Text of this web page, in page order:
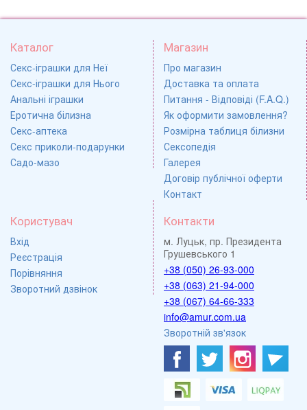
Каталог
Секс-іграшки для Неї
Секс-іграшки для Нього
Анальні іграшки
Еротична білизна
Секс-аптека
Секс приколи-подарунки
Садо-мазо
Магазин
Про магазин
Доставка та оплата
Питання - Відповіді (F.A.Q.)
Як оформити замовлення?
Розмірна таблиця білизни
Сексопедія
Галерея
Договір публічної оферти
Контакт
Користувач
Вхід
Реєстрація
Порівняння
Зворотний дзвінок
Контакти
м. Луцьк, пр. Президента
Грушевського 1
+38 (050) 26-93-000
+38 (063) 21-94-000
+38 (067) 64-66-333
info@amur.com.ua
Зворотній зв'язок